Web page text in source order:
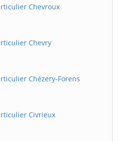
Chevroux
Chevry
Chézery-Forens
Civrieux